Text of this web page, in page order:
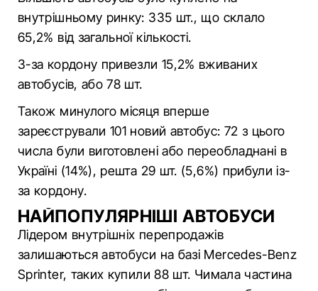
внутрішньому ринку: 335 шт., що склало
65,2% від загальної кількості.
З-за кордону привезли 15,2% вживаних
автобусів, або 78 шт.
Також минулого місяця вперше
зареєстрували 101 новий автобус: 72 з цього
числа були виготовлені або переобладнані в
Україні (14%), решта 29 шт. (5,6%) прибули із-
за кордону.
НАЙПОПУЛЯРНІШІ АВТОБУСИ
Лідером внутрішніх перепродажів
залишаються автобуси на базі Mercedes-Benz
Sprinter, таких купили 88 шт. Чимала частина